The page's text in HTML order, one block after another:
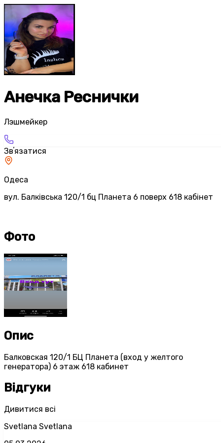
Анечка Реснички
Лэшмейкер
Звʼязатися
Одеса
вул. Балківська 120/1 бц Планета 6 поверх 618 кабінет
Фото
Опис
Балковская 120/1 БЦ Планета (вход у желтого
генератора) 6 этаж 618 кабинет
Відгуки
Дивитися всі
Svetlana Svetlana